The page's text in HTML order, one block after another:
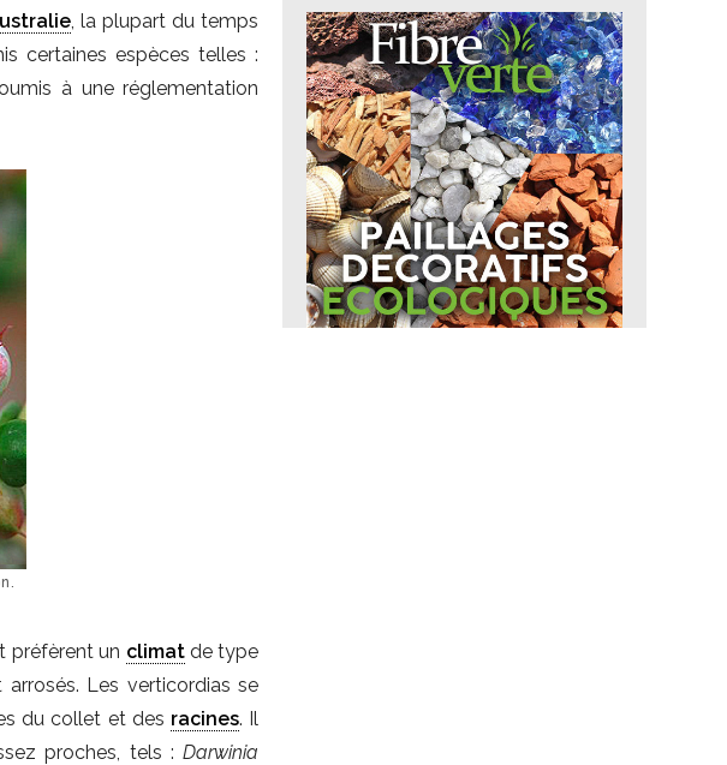
, la plupart du temps
certaines espèces telles :
à une réglementation
préfèrent un climatde type
Les verticordias se
du collet et des racines. Il
proches, tels :Darwinia